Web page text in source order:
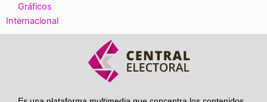
Gráficos
Internacional